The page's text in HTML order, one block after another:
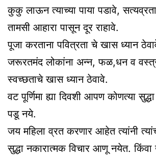
कुकु लाऊन त्याच्या पाया पडावे,
तामसी आहारा पासून दूर राहावे.
पूजा करताना पवित्रता चे खास ध्यान
जरूरतमंद लोकांना अन्न, फळ,धन व
स्वच्छताचे खास ध्यान ठेवावे.
वट पूर्णिमा ह्या दिवशी आपण कोणत्या
पडू नये.
जय महिला व्रत करणार आहेत त्यांनी
सुद्धा नकारात्मक विचार आणू नयेत. किंवा